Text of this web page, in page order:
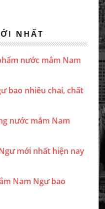
NHẤT
nước mắm Nam
bao nhiêu chai, chất
nước mắm Nam
mới nhất hiện nay
Nam Ngư bao